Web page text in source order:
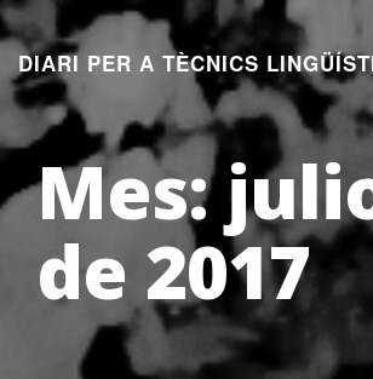
Aneu
al
contingut
DIARI PER A TÈCNICS
Mes:
de 2017